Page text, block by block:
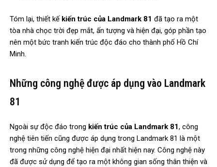
Tóm lại, thiết kế kiến trúc của Landmark 81 đã tạo ra một
tòa nhà chọc trời đẹp mắt, ấn tượng và hiện đại, góp phần tạo
nên một bức tranh kiến trúc độc đáo cho thành phố Hồ Chí
Minh.
Những công nghệ được áp dụng vào Landmark
81
Ngoài sự độc đáo trong kiến trúc của Landmark 81, công
nghệ tiên tiến cũng được áp dụng trong Landmark 81 là một
trong những công nghệ hiện đại nhất hiện nay. Công nghệ này
đã được sử dụng để tạo ra một không gian sống thân thiện và